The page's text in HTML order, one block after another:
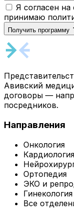
Я согласен
принимаю
Получить программу
Авивский
договоры —
посредников.
Направления
Онкология
Кардиология
Ортопедия
ЭКО и
Гинекология
Все